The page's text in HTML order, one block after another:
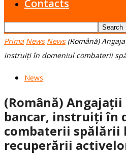
Contacts
Prima News News (Română)
instruiți în domeniul combaterii
News
(Română)
bancar, instruiți în
combaterii spălării
recuperării